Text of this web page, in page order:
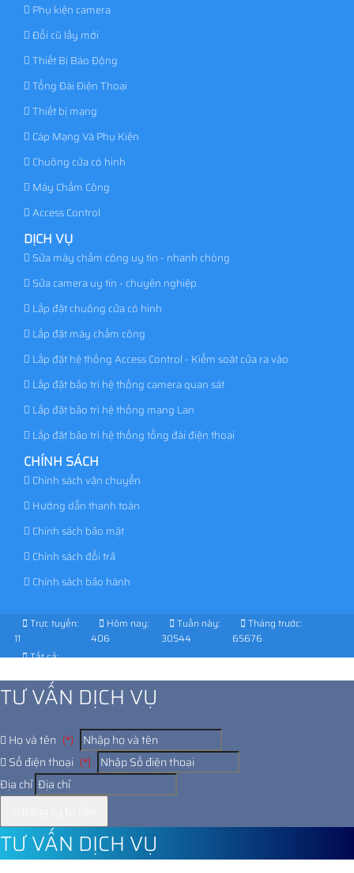
Phụ kiện camera
Đổi cũ lấy mới
Thiết Bị Báo Động
Tổng Đài Điện Thoại
Thiết bị mạng
Cáp Mạng Và Phụ Kiện
Chuông cửa có hình
Máy Chấm Công
Access Control
DỊCH VỤ
Sửa máy chấm công uy tín - nhanh chóng
Sửa camera uy tín - chuyên nghiệp
Lắp đặt chuông cửa có hình
Lắp đặt máy chấm công
Lắp đặt hệ thống Access Control - Kiểm soát cửa ra vào
Lắp đặt bảo trì hệ thống camera quan sát
Lắp đặt bảo trì hệ thống mạng Lan
Lắp đặt bảo trì hệ thống tổng đài điện thoại
CHÍNH SÁCH
Chính sách vận chuyển
Hướng dẫn thanh toán
Chính sách bảo mật
Chính sách đổi trả
Chính sách bảo hành
Trực tuyến:
11
Hôm nay:
406
Tuần này:
30544
Tháng trước:
65676
Tất cả:
TƯ VẤN DỊCH VỤ
Họ và tên (*)
Số điện thoại (*)
Địa chỉ
TƯ VẤN DỊCH VỤ